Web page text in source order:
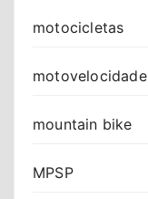
motocicletas
motovelocidade
mountain bike
MPSP